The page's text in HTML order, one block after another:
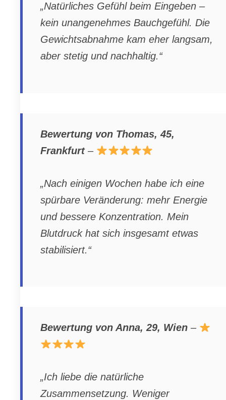
„Natürliches Gefühl beim Eingeben –
kein unangenehmes Bauchgefühl. Die
Gewichtsabnahme kam eher langsam,
aber stetig und nachhaltig.“
Bewertung von Thomas, 45,
Frankfurt–
„Nach einigen Wochen habe ich eine
spürbare Veränderung: mehr Energie
und bessere Konzentration. Mein
Blutdruck hat sich insgesamt etwas
stabilisiert.“
Bewertung von Anna, 29, Wien –
„Ich liebe die natürliche
Zusammensetzung. Weniger